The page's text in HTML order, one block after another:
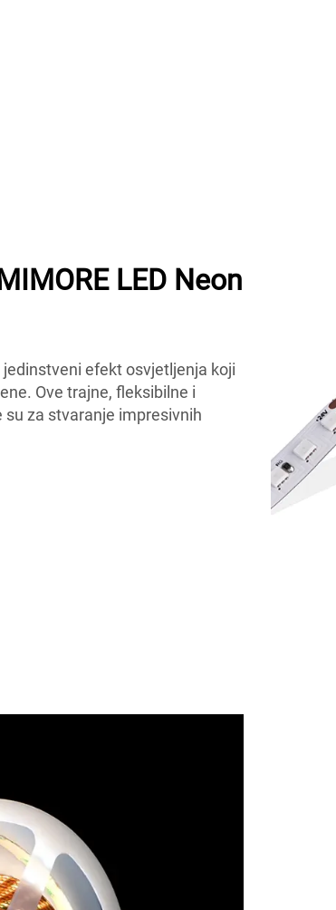
LED Neon
jedinstveni efekt osvjetljenja koji
Ove trajne, fleksibilne i
za stvaranje impresivnih